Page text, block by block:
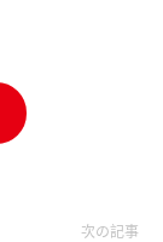
次の記事